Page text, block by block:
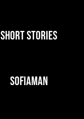
SHORT STORIES
SOFIAMAN